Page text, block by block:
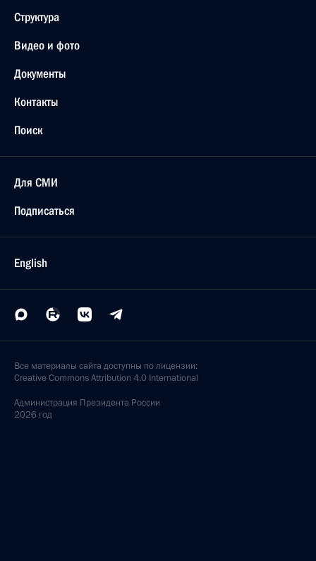
Структура
Видео и фото
Документы
Контакты
Поиск
Для СМИ
Подписаться
English
Все материалы сайта доступны по лицензии:
Creative Commons Attribution 4.0 International
Администрация Президента России
2026 год